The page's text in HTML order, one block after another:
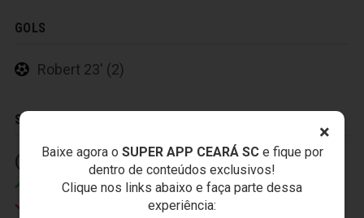
×
Baixe agora o SUPER APP CEARÁ SCe fique por
dentro de conteúdos exclusivos!
Clique nos links abaixo e faça parte dessa
experiência:
GOLS
Robert 23' (2)
SUBSTITUIÇÕES
(1) 19' (1)
Jardel
(2) (IT)
Apodi
Paulo Sérgio